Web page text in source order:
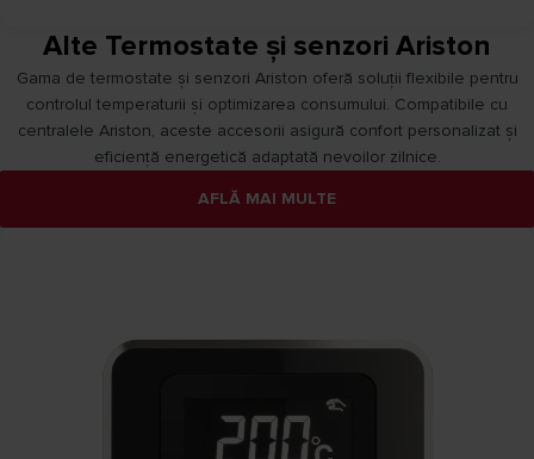
Alte Termostate și senzori Ariston
Gama de termostate și senzori Ariston oferă soluții flexibile pentru
controlul temperaturii și optimizarea consumului. Compatibile cu
centralele Ariston, aceste accesorii asigură confort personalizat și
eficiență energetică adaptată nevoilor zilnice.​
AFLĂ MAI MULTE